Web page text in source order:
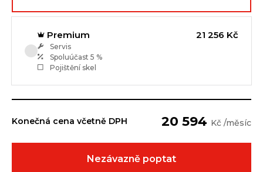
Premium 21 256 Kč
Servis
Spoluúčast 5 %
Pojištění skel
Konečná cena včetně DPH 20 594 Kč /měsíc
Nezávazně poptat